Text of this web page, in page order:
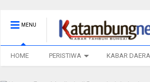
MENU
HOME PERISTIWA KABAR